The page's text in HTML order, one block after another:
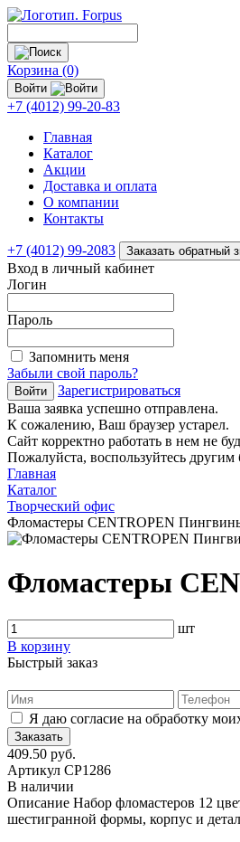
Корзина (0)
Войти
+7 (4012) 99-20-83
Главная
Каталог
Акции
Доставка и оплата
О компании
Контакты
+7 (4012) 99-2083 Заказать обратный
Вход в личный кабинет
Логин
Пароль
Запомнить меня
Забыли свой пароль?
Зарегистрироваться
Ваша заявка успешно отправлена.
К сожалению, Ваш браузер устарел.
Сайт корректно работать в нем не
Пожалуйста, воспользуйтесь
Главная
Каталог
Творческий офис
Фломастеры CENTROPEN
Фломастеры
шт
В корзину
Быстрый заказ
Я даю согласие на обработку
409.50 руб.
Артикул CP1286
В наличии
Описание Набор фломастеров 12
шестигранной формы, корпус и